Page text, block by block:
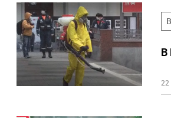
В
22